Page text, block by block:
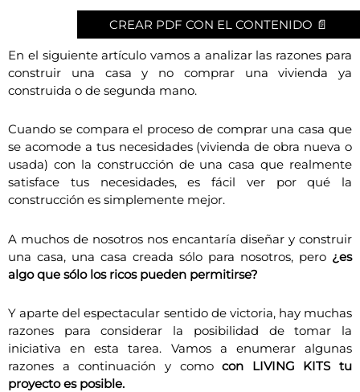
CREAR PDF CON EL CONTENIDO 📄
En el siguiente artículo vamos a analizar las razones para
construir una casa y no comprar una vivienda ya
construida o de segunda mano.
Cuando se compara el proceso de comprar una casa que
se acomode a tus necesidades (vivienda de obra nueva o
usada) con la construcción de una casa que realmente
satisface tus necesidades, es fácil ver por qué la
construcción es simplemente mejor.
A muchos de nosotros nos encantaría diseñar y construir
una casa, una casa creada sólo para nosotros, pero ¿es
algo que sólo los ricos pueden permitirse?
Y aparte del espectacular sentido de victoria, hay muchas
razones para considerar la posibilidad de tomar la
iniciativa en esta tarea. Vamos a enumerar algunas
razones a continuación y comocon LIVING KITS tu
proyecto es posible.